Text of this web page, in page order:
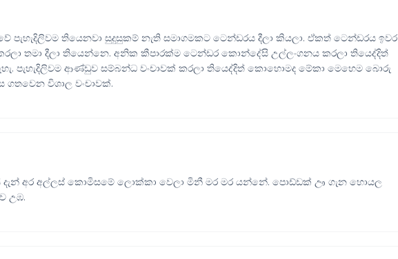
පැහැදිලිවම තියෙනවා සුදුසුකම් නැති සමාගමකට ටෙන්ඩරය දීලා කියලා. ඒකත් ටෙන්ඩරය ඉවර
තමා දීලා තියෙන්නෙ. අනික කීපාරක්ම ටෙන්ඩර කොන්දේසි උල්ලංගනය කරලා තියෙද්දිත්
පැහැදිලිවම ආණ්ඩුව සම්බන්ධ වංචාවක් කරලා තියෙද්දිත් කොහොමද මේකා මෙහෙම බොරු
ගතවෙන විශාල වංචාවක්.
දැන් අර අල්ලස් කොමිසමේ ලොක්කා වෙලා මිනී මර මර යන්නේ. පොඩ්ඩක් ඌ ගැන හොයල
උඹ.